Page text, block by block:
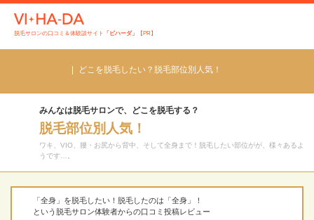
脱毛サロンの口コミ＆体験談サイト 「ビハーダ」 【PR】
どこを脱毛したい？脱毛部位別人気！
みんなは脱毛サロンで、どこを脱毛する？
脱毛部位別人気！
ワキ、VIO、腰・お尻から背中、そして全身まで！脱毛したい部位がが、様々あるよ
うです…。
「全身」を脱毛したい！脱毛したのは「全身」！
という脱毛サロン体験者からの口コミ投稿レビュー